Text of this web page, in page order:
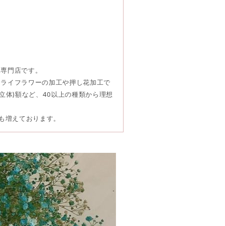
門店です。
イフラワーの加工や押し花加工で
体)額など、40以上の種類から理想
えております。